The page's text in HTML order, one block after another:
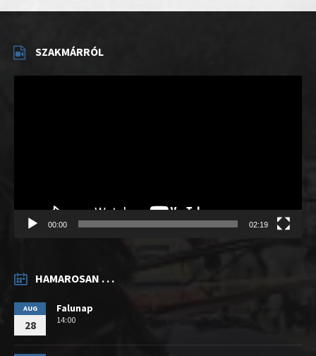
SZAKMÁRRÓL
00:00 02:19
HAMAROSAN . . .
AUG
28
Falunap
14:00